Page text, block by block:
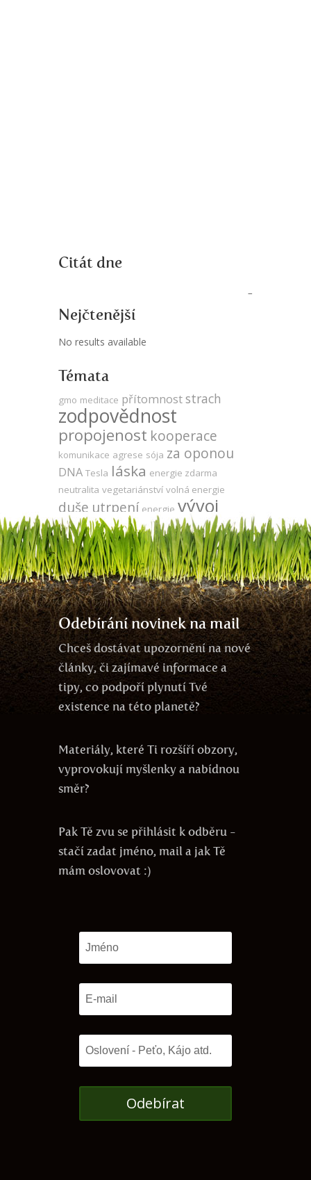
Citát dne
Nejčtenější
No results available
Témata
gmo meditace přítomnoststrach
zodpovědnost
propojenost kooperace
komunikace agrese sója za oponou
DNA Tesla láska energie zdarma
neutralita vegetariánství volná energie
duše utrpení energie vývoj
udržitelnost produktivita evoluce
veganství čas léčení Země myslego
jedno vědomízdraví odlesňování
síla Keshe
Odebírání novinek na mail
Chceš dostávat upozornění na nové
články, či zajímavé informace a
tipy, co podpoří plynutí Tvé
existence na této planetě?
Materiály, které Ti rozšíří obzory,
vyprovokují myšlenky a nabídnou
směr?
Pak Tě zvu se přihlásit k odběru -
stačí zadat jméno, mail a jak Tě
mám oslovovat :)
Odebírat